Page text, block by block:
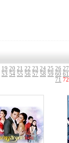
19 20 21 22 23 24 25 26 27
53 54 55 56 57 58 59 60 61
71 72